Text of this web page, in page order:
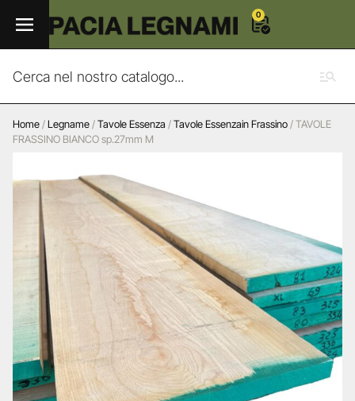
0
Home/Legname/Tavole Essenza /Tavole Essenzain Frassino/ TAVOLE
FRASSINO BIANCO sp.27mm M